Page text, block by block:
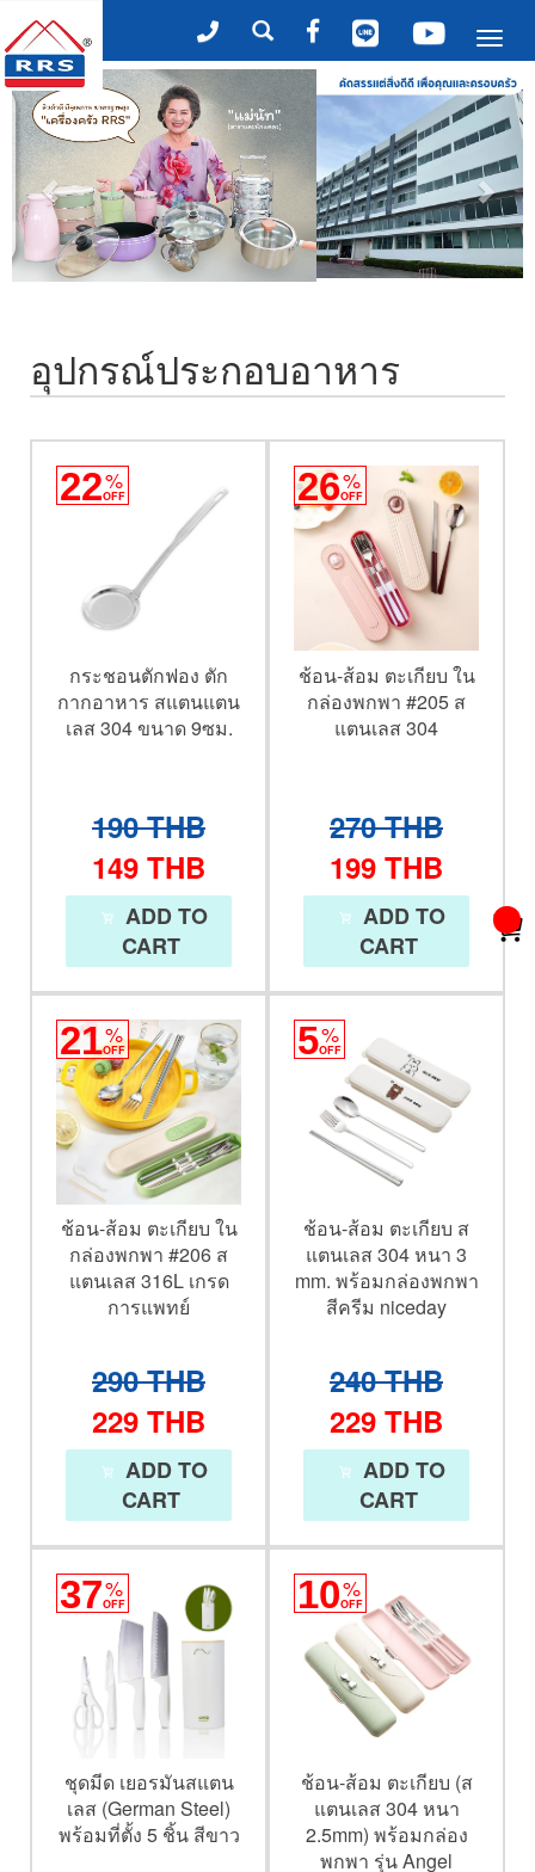
อุปกรณ์ประกอบอาหาร
22%
OFF
กระชอนตักฟอง ตัก
กากอาหาร สแตนแตน
เลส 304 ขนาด 9ซม.
190 THB
149 THB
ADD TO
CART
26%
OFF
ช้อน-ส้อม ตะเกียบ ใน
กล่องพกพา #205 ส
แตนเลส 304
270 THB
199 THB
ADD TO
CART
21%
OFF
ช้อน-ส้อม ตะเกียบ ใน
กล่องพกพา #206 ส
แตนเลส 316L เกรด
การแพทย์
290 THB
229 THB
ADD TO
CART
5%
OFF
ช้อน-ส้อม ตะเกียบ ส
แตนเลส 304 หนา 3
mm. พร้อมกล่องพกพา
สีครีม niceday
240 THB
229 THB
ADD TO
CART
37%
OFF
ชุดมีด เยอรมันสแตน
เลส (German Steel)
พร้อมที่ตั้ง 5 ชิ้น สีขาว
10%
OFF
ช้อน-ส้อม ตะเกียบ (ส
แตนเลส 304 หนา
2.5mm) พร้อมกล่อง
พกพา รุ่น Angel